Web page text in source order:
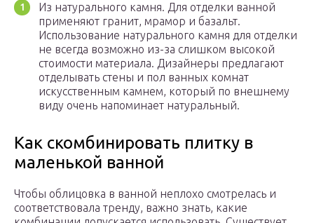
Из натурального камня. Для отделки ванной
применяют гранит, мрамор и базальт.
Использование натурального камня для отделки
не всегда возможно из-за слишком высокой
стоимости материала. Дизайнеры предлагают
отделывать стены и пол ванных комнат
искусственным камнем, который по внешнему
виду очень напоминает натуральный.
Как скомбинировать плитку в
маленькой ванной
Чтобы облицовка в ванной неплохо смотрелась и
соответствовала тренду, важно знать, какие